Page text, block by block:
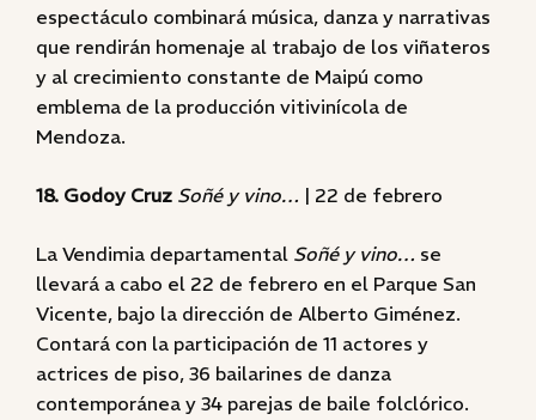
espectáculo combinará música, danza y narrativas
que rendirán homenaje al trabajo de los viñateros
y al crecimiento constante de Maipú como
emblema de la producción vitivinícola de
Mendoza.
18. Godoy Cruz Soñé y vino… | 22 de febrero
La Vendimia departamental Soñé y vino… se
llevará a cabo el 22 de febrero en el Parque San
Vicente, bajo la dirección de Alberto Giménez.
Contará con la participación de 11 actores y
actrices de piso, 36 bailarines de danza
contemporánea y 34 parejas de baile folclórico.